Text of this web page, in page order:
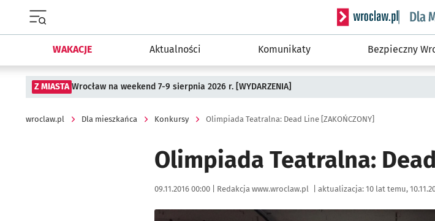
Serwis informacyjny
WAKACJE Aktualności Komunikaty Bezpieczny
Z MIASTA Wrocław na weekend 7-9 sierpnia 2026 r. [WYDARZENIA]
wroclaw.pl Dla mieszkańca Konkursy Olimpiada Teatralna: Dead Line [ZAKOŃCZONY]
Olimpiada Teatralna: Dead
Data publikacji:
09.11.2016 00:00 | Autor:
Redakcja www.wroclaw.pl aktualizacja: 10 lat temu,